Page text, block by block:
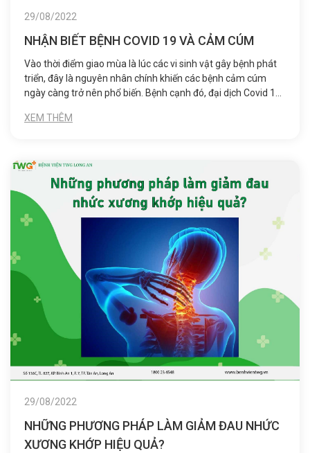
29/08/2022
NHẬN BIẾT BỆNH COVID 19 VÀ CẢM CÚM
Vào thời điểm giao mùa là lúc các vi sinh vật gây bệnh phát
triển, đây là nguyên nhân chính khiến các bệnh cảm cúm
ngày càng trở nên phổ biến. Bệnh cạnh đó, đại dịch Covid 19
lẫn giữa Covid 19 và cảm thông thường.
XEM THÊM
29/08/2022
NHỮNG PHƯƠNG PHÁP LÀM GIẢM ĐAU NHỨC
XƯƠNG KHỚP HIỆU QUẢ?